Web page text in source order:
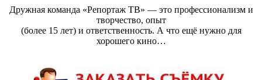
Дружная команда «Репортаж ТВ» — это профессионализм и
творчество, опыт
(более 15 лет) и ответственность. А что ещё нужно для
хорошего кино…